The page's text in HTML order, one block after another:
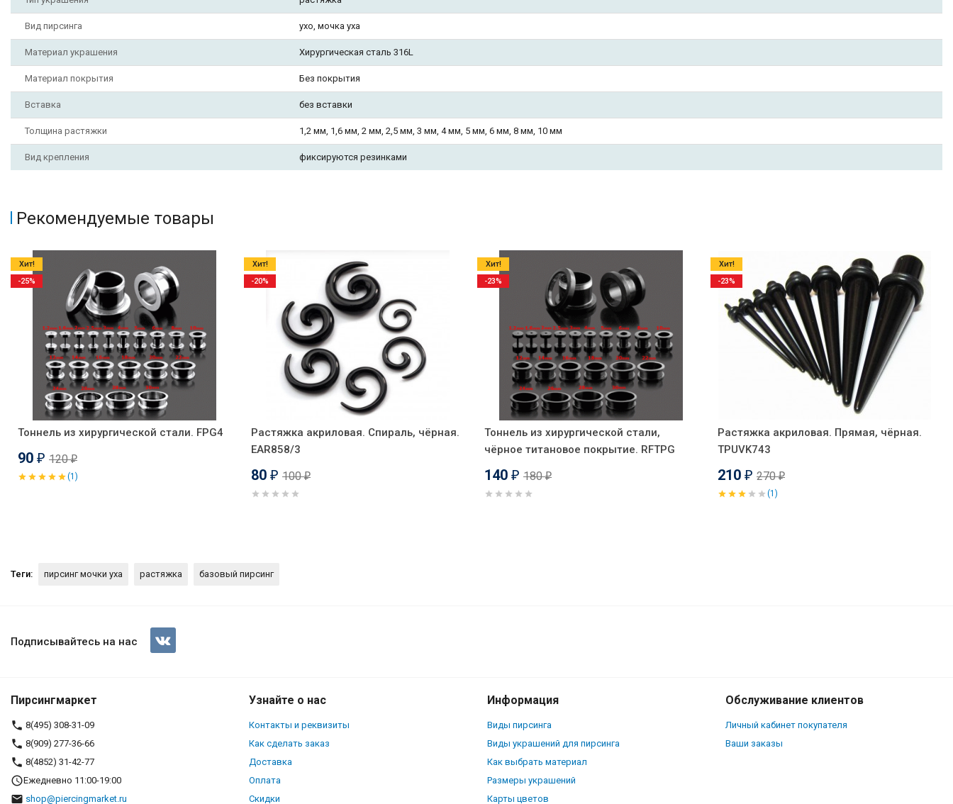
Вид пирсинга ухо, мочка уха
Материал украшения Хирургическая сталь 316L
Материал покрытия Без покрытия
Вставка без вставки
Толщина растяжки 1,2 мм, 1,6 мм, 2 мм, 2,5 мм, 3 мм, 4 мм, 5 мм, 6 мм, 8 мм, 10 мм
Вид крепления фиксируются резинками
Рекомендуемые товары
Тоннель из хирургической стали. FPG4
90 ₽ 120₽
(1)
Хит!
-25%
Растяжка акриловая. Спираль, чёрная.
EAR858/3
80 ₽ 100₽
Хит!
-20%
Тоннель из хирургической стали,
чёрное титановое покрытие. RFTPG
140 ₽ 180₽
Хит!
-23%
Растяжка акриловая. Прямая, чёрная.
TPUVK743
210 ₽ 270₽
(1)
Хит!
-23%
Теги: пирсинг мочки уха растяжка базовый пирсинг
Растяжка. Прямая. EAR9794
Подписывайтесь на нас
Пирсингмаркет
8(495) 308-31-09
8(909) 277-36-66
8(4852) 31-42-77
Ежедневно 11:00-19:00
shop@piercingmarket.ru
Узнайте о нас
Контакты и реквизиты
Как сделать заказ
Доставка
Оплата
Скидки
Информация
Виды пирсинга
Виды украшений для пирсинга
Как выбрать материал
Размеры украшений
Карты цветов
Обслуживание клиентов
Личный кабинет покупателя
Ваши заказы